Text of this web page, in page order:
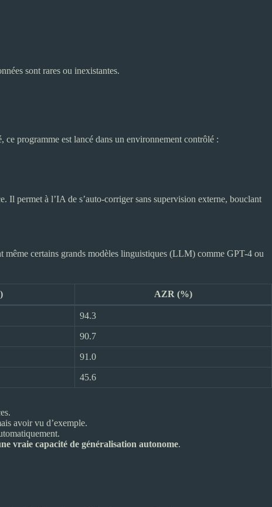
sont rares ou inexistantes.
programme est lancé dans un environnement contrôlé :
Il permet à l’IA de s’auto-corriger sans supervision externe, bouclant
même certains grands modèles linguistiques (LLM) comme GPT-4 ou
AZR (%)
94.3
90.7
91.0
45.6
avoir vu d’exemple.
vraie capacité de généralisation autonome.